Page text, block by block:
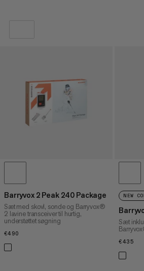
Barryvox 2 Peak 240 Package
Sæt med skovl, sonde og Barryvox®
2 lavine transceiver til hurtig,
understøttet søgning
€490
NEW
Sæt
€435